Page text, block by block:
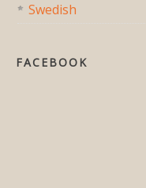
Swedish
FACEBOOK